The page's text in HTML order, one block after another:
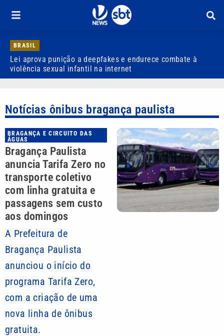
BRASIL
Lei aprova punição a deepfakes e endurece combate à
violência sexual infantil na internet
Notícias ônibus bragança paulista
BRAGANÇA E CIRCUITO DAS
ÁGUAS
Bragança Paulista
anuncia Tarifa Zero no
transporte coletivo
com linha gratuita e
passagens sem custo
aos domingos
A Prefeitura de
Bragança Paulista
anunciou o início do
programa Tarifa Zero,
com a criação de uma
nova linha de ônibus
gratuita.